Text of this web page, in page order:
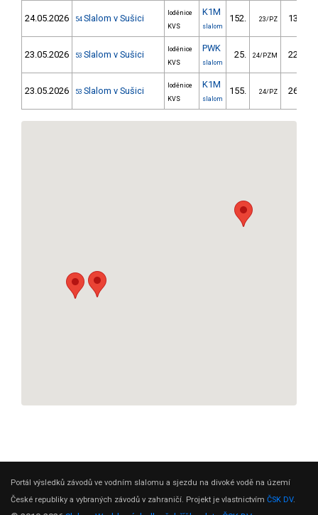
24.05.2026 54 Slalom v Sušici
loděnice
KVS
K1M
slalom
152. 23/PZ 133.46
23.05.2026 53 Slalom v Sušici
loděnice
KVS
PWK
slalom
25. 24/PZM 226.51
23.05.2026 53 Slalom v Sušici
loděnice
KVS
K1M
slalom
155. 24/PZ 264.29
Portál výsledků závodů ve vodním slalomu a sjezdu na divoké vodě na území
České republiky a vybraných závodů v zahraničí. Projekt je vlastnictvím ČSK DV.